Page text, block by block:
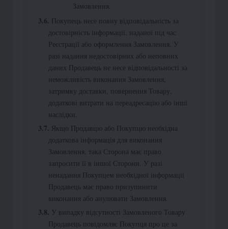
Замовлення.
Покупець несе повну відповідальність за
достовірність інформації, наданої під час
Реєстрації або оформлення Замовлення. У
разі надання недостовірних або неповних
даних Продавець не несе відповідальності за
неможливість виконання Замовлення,
затримку доставки, повернення Товару,
додаткові витрати на переадресацію або інші
наслідки.
Якщо Продавцю або Покупцю необхідна
додаткова інформація для виконання
Замовлення, така Сторона має право
запросити її в іншої Сторони. У разі
ненадання Покупцем необхідної інформації
Продавець має право призупинити
виконання або анулювати Замовлення.
У випадку відсутності Замовленого Товару
Продавець повідомляє Покупця про це за